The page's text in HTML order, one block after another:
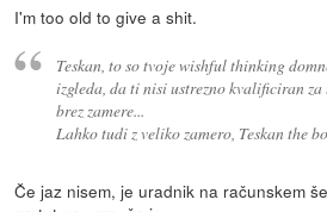
I'm too old to give a shit.
Teskan, to so tvoje wishful thinking
izgleda, da ti nisi ustrezno kvalificiran
brez zamere...
Lahko tudi z veliko zamero, Teskan the
Če jaz nisem, je uradnik na računskem